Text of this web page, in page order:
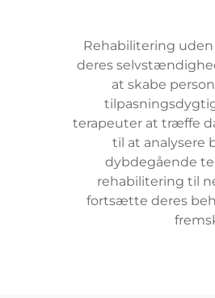
Rehabilitering
deres
at skabe
terapeuter at træffe
til at analysere
dybdegående
rehabilitering til
fortsætte deres